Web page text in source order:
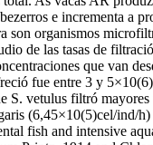
e incrementa a
son organismos
de las tasas de
que van
fue entre 3 y
vetulus filtró
(6,45×10(5)cel/
fish and intensive